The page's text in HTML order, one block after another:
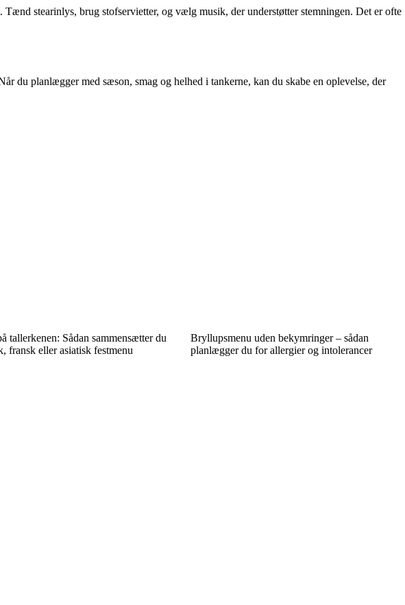
stearinlys, brug stofservietter, og vælg musik, der understøtter stemningen. Det er ofte
du planlægger med sæson, smag og helhed i tankerne, kan du skabe en oplevelse, der
tallerkenen: Sådan sammensætter du
fransk eller asiatisk festmenu
Bryllupsmenu uden bekymringer – sådan
planlægger du for allergier og intolerancer